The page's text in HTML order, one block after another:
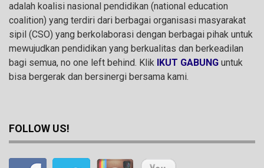
adalah koalisi nasional pendidikan (national education
coalition) yang terdiri dari berbagai organisasi masyarakat
sipil (CSO) yang berkolaborasi dengan berbagai pihak untuk
mewujudkan pendidikan yang berkualitas dan berkeadilan
bagi semua, no one left behind. Klik IKUT GABUNG untuk
bisa bergerak dan bersinergi bersama kami.
FOLLOW US!